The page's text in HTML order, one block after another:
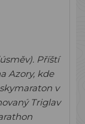
Příští
Azory, kde
v
Triglav